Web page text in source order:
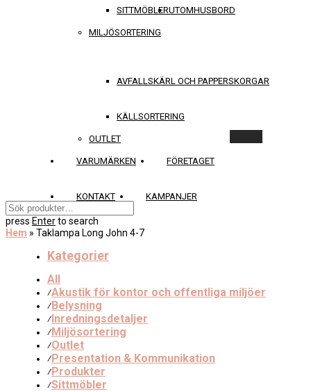
SITTMÖBLERUTOMHUSBORD
MILJÖSORTERING
AVFALLSKÄRL OCH PAPPERSKORGAR
KÄLLSORTERING
OUTLET
VARUMÄRKEN FÖRETAGET
KONTAKT KAMPANJER
press Enterto search
Hem » Taklampa Long John 4-7
Kategorier
All
⁄Akustik för kontor och offentliga miljöer
⁄Belysning
⁄Inredningsdetaljer
⁄Miljösortering
⁄Outlet
⁄Presentation & Kommunikation
⁄Produkter
⁄Sittmöbler